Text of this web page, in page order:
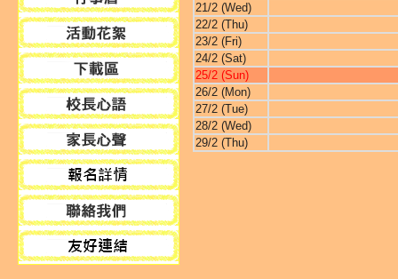
21/2 (Wed)
22/2 (Thu)
23/2 (Fri)
24/2 (Sat)
25/2 (Sun)
26/2 (Mon)
27/2 (Tue)
28/2 (Wed)
29/2 (Thu)